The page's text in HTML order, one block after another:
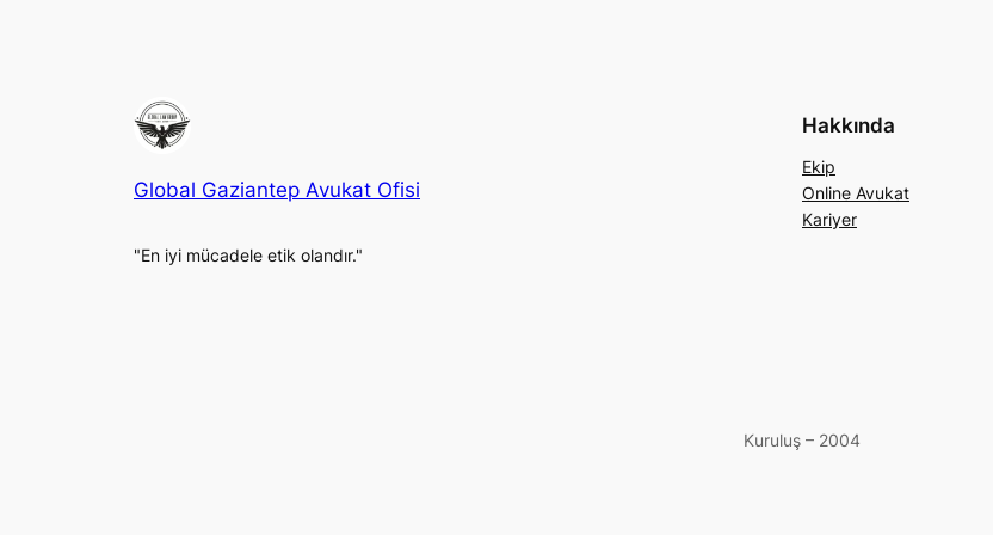
Global Gaziantep Avukat Ofisi
"En iyi mücadele etik olandır."
Hakkında
Ekip
Online Avukat
Kariyer
Kuruluş – 2004